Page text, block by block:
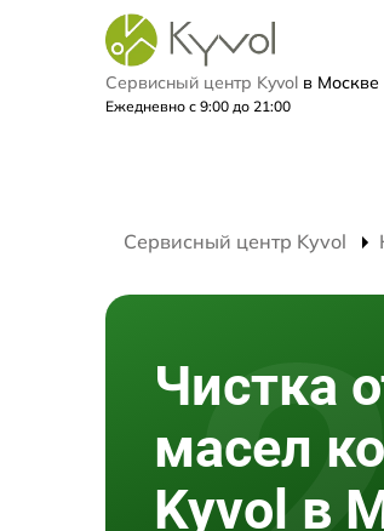
Сервисный центр Kyvol в Москве
Ежедневно с 9:00 до 21:00
Сервисный центр Kyvol
Чистка
масел
Kyvol в